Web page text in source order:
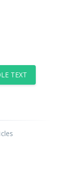
TEXT